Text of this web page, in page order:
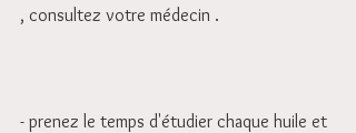
, consultez votre médecin .
- prenez le temps d'étudier chaque huile et